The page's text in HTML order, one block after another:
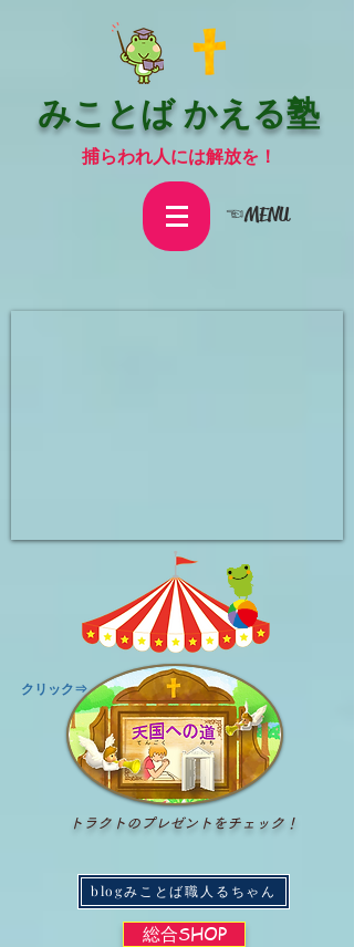
みことば かえる塾
捕らわれ人には解放を！
☜MENU
​クリック⇒
トラクトのプレゼントをチェック！
blogみことば職人るちゃん
総合SHOP